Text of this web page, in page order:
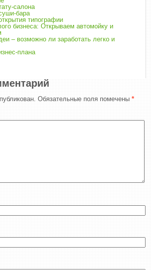
салона
бара
типографии
бизнеса: Открываем автомойку и
– возможно ли заработать легко и
плана
Обязательные поля помечены *